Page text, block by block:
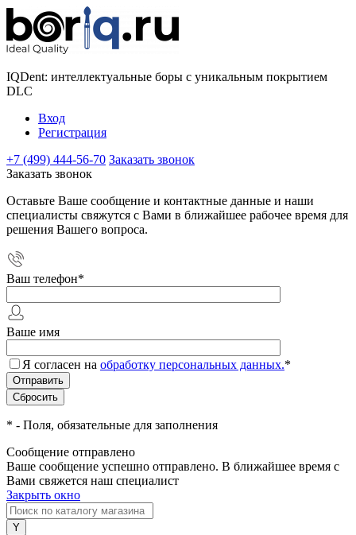
IQDent: интеллектуальные боры с уникальным покрытием
DLC
Вход
Регистрация
+7 (499) 444-56-70 Заказать звонок
Заказать звонок
Оставьте Ваше сообщение и контактные данные и наши
специалисты свяжутся с Вами в ближайшее рабочее время для
решения Вашего вопроса.
Ваш телефон*
Ваше имя
Я согласен на обработку персональных данных.*
* - Поля, обязательные для заполнения
Сообщение отправлено
Ваше сообщение успешно отправлено. В ближайшее время с
Вами свяжется наш специалист
Закрыть окно